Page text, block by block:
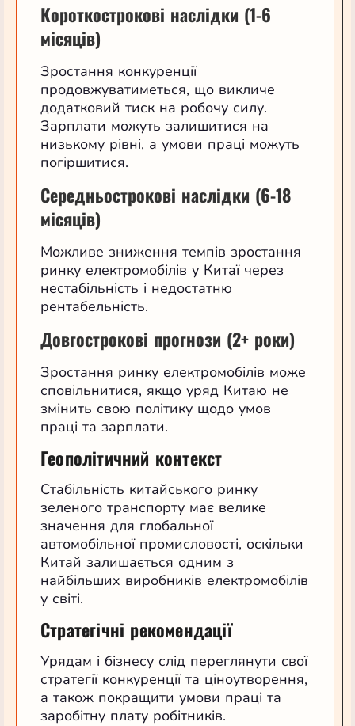
Короткострокові наслідки (1-6
місяців)
Зростання конкуренції
продовжуватиметься, що викличе
додатковий тиск на робочу силу.
Зарплати можуть залишитися на
низькому рівні, а умови праці можуть
погіршитися.
Середньострокові наслідки (6-18
місяців)
Можливе зниження темпів зростання
ринку електромобілів у Китаї через
нестабільність і недостатню
рентабельність.
Довгострокові прогнози (2+ роки)
Зростання ринку електромобілів може
сповільнитися, якщо уряд Китаю не
змінить свою політику щодо умов
праці та зарплати.
Геополітичний контекст
Стабільність китайського ринку
зеленого транспорту має велике
значення для глобальної
автомобільної промисловості, оскільки
Китай залишається одним з
найбільших виробників електромобілів
у світі.
Стратегічні рекомендації
Урядам і бізнесу слід переглянути свої
стратегії конкуренції та ціноутворення,
а також покращити умови праці та
заробітну плату робітників.